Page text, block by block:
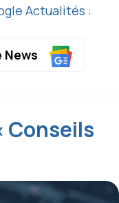
Actualités :
News
Conseils